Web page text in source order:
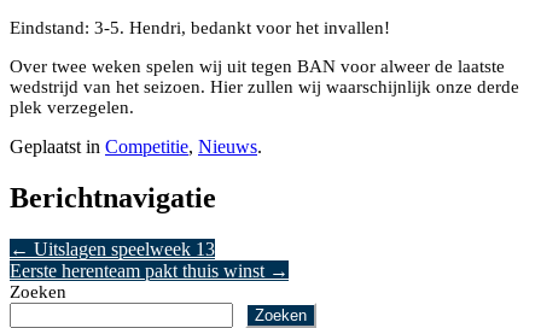
Eindstand: 3-5. Hendri, bedankt voor het invallen!
Over twee weken spelen wij uit tegen BAN voor alweer de laatste
wedstrijd van het seizoen. Hier zullen wij waarschijnlijk onze derde
plek verzegelen.
Geplaatst in Competitie, Nieuws.
Berichtnavigatie
← Uitslagen speelweek 13
Eerste herenteam pakt thuis winst →
Zoeken
Zoeken